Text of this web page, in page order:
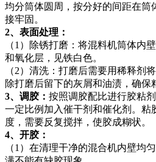
均分筒体圆周，按分好的间距在筒
接牢固。
2、表面处理：
（1）除锈打磨：将混料机筒体内
和氧化层，见铁白色。
（2）清洗：打磨后需要用稀释剂
除打磨后留下的灰屑和油渍，确保
3、调胶： 按照调胶配比进行胶粘
一定比例加入催干剂和催化剂。粘
度，需要反复搅拌，使胶成糊状。
4、开胶：
（1）在清理干净的混合机内壁均